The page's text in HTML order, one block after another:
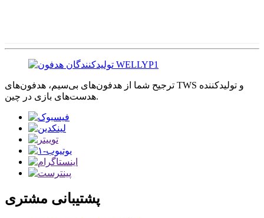
ترجیح شما از هدفون‌های بی‌سیم، هدفون‌های TWS و تولیدکننده
هدست‌های بازی در چین.
پشتیبانی مشتری